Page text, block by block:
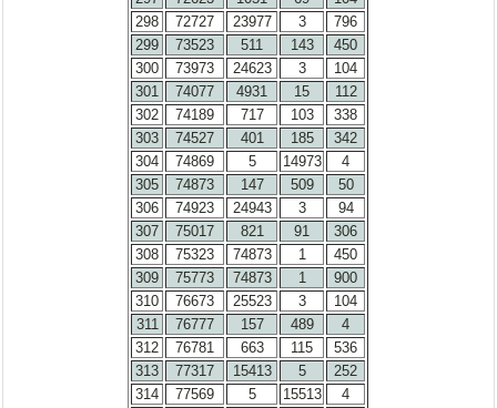
298
72727 23977 3
796
299
73523 511 143
450
300
73973 24623 3
104
301
74077 4931 15
112
302
74189 717 103
338
303
74527 401 185
342
304
74869 5 14973
4
305
74873 147 509
50
306
74923 24943 3
94
307
75017 821 91
306
308
75323 74873 1
450
309
75773 74873 1
900
310
76673 25523 3
104
311
76777 157 489
4
312
76781 663 115
536
313
77317 15413 5
252
314
77569 5 15513 4